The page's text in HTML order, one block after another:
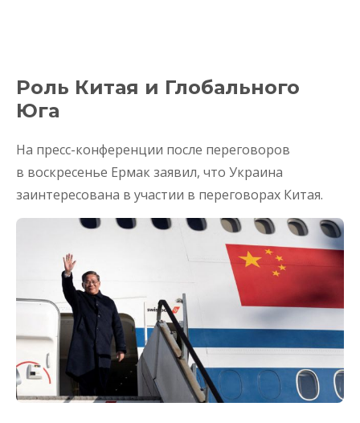
Роль Китая и Глобального
Юга
На пресс-конференции после переговоров
в воскресенье Ермак заявил, что Украина
заинтересована в участии в переговорах Китая.